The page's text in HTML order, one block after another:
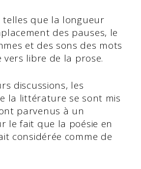
telles que la longueur
des pauses, le
et des sons des mots
libre de la prose.
discussions, les
la littérature se sont mis
parvenus à un
le fait que la poésie en
considérée comme de